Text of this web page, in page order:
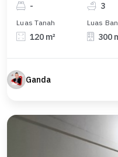
- 3
Luas Tanah
120 m²
Luas
300
Ganda